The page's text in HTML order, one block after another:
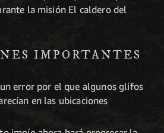
la misión El caldero del
IMPORTANTES
error por el que algunos glifos
en las ubicaciones